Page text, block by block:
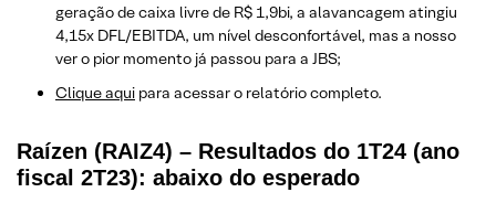
geração de caixa livre de R$ 1,9bi, a alavancagem atingiu
4,15x DFL/EBITDA, um nível desconfortável, mas a nosso
ver o pior momento já passou para a JBS;
Clique aqui para acessar o relatório completo.
Raízen (RAIZ4) – Resultados do 1T24 (ano
fiscal 2T23): abaixo do esperado